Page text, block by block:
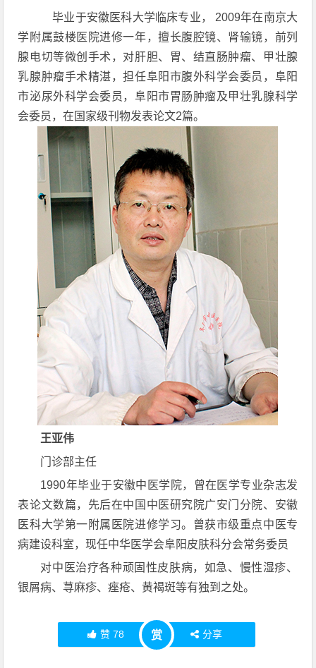
毕业于安徽医科大学临床专业， 2009年在南京大
学附属鼓楼医院进修一年，擅长腹腔镜、肾输镜，前列
腺电切等微创手术，对肝胆、胃、结直肠肿瘤、甲壮腺
乳腺肿瘤手术精湛，担任阜阳市腹外科学会委员，阜阳
市泌尿外科学会委员，阜阳市胃肠肿瘤及甲壮乳腺科学
会委员，在国家级刊物发表论文2篇。
王亚伟
门诊部主任
1990年毕业于安徽中医学院，曾在医学专业杂志发
表论文数篇，先后在中国中医研究院广安门分院、安徽
医科大学第一附属医院进修学习。曾获市级重点中医专
病建设科室，现任中华医学会阜阳皮肤科分会常务委员
对中医治疗各种顽固性皮肤病，如急、慢性湿疹、
银屑病、荨麻疹、痤疮、黄褐斑等有独到之处。
赞 78 赏 分享